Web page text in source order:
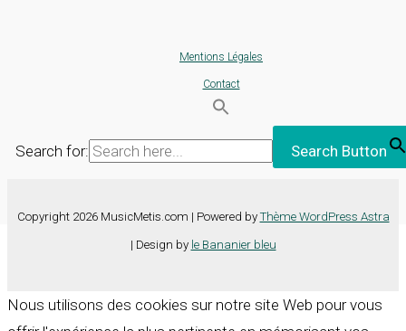
Mentions Légales
Contact
Search for: Search Button
Copyright 2026 MusicMetis.com | Powered by Thème WordPress Astra
| Design by le Bananier bleu
Nous utilisons des cookies sur notre site Web pour vous